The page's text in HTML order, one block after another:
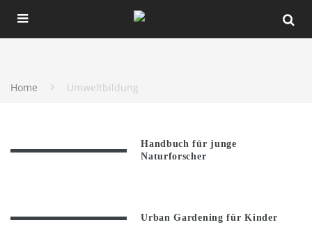
Home Umweltbildung
Handbuch für junge
Naturforscher
Urban Gardening für Kinder